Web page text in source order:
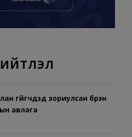
гүйгчдэд зориулсан бүрэн
авлага